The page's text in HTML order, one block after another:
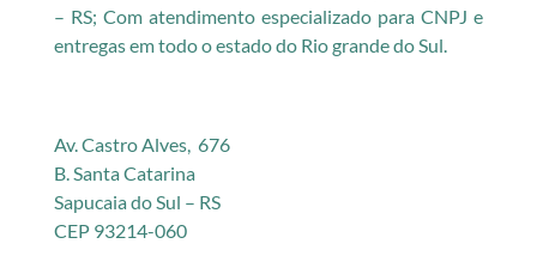
– RS; Com atendimento especializado para CNPJ e
entregas em todo o estado do Rio grande do Sul.
Av. Castro Alves, 676
B. Santa Catarina
Sapucaia do Sul – RS
CEP 93214-060